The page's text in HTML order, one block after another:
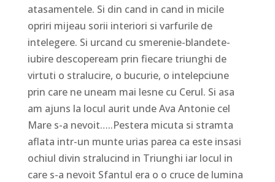
atasamentele. Si din cand in cand in micile
opriri mijeau sorii interiori si varfurile de
intelegere. Si urcand cu smerenie-blandete-
iubire descopeream prin fiecare triunghi de
virtuti o stralucire, o bucurie, o intelepciune
prin care ne uneam mai lesne cu Cerul. Si asa
am ajuns la locul aurit unde Ava Antonie cel
Mare s-a nevoit…..Pestera micuta si stramta
aflata intr-un munte urias parea ca este insasi
ochiul divin stralucind in Triunghi iar locul in
care s-a nevoit Sfantul era o o cruce de lumina